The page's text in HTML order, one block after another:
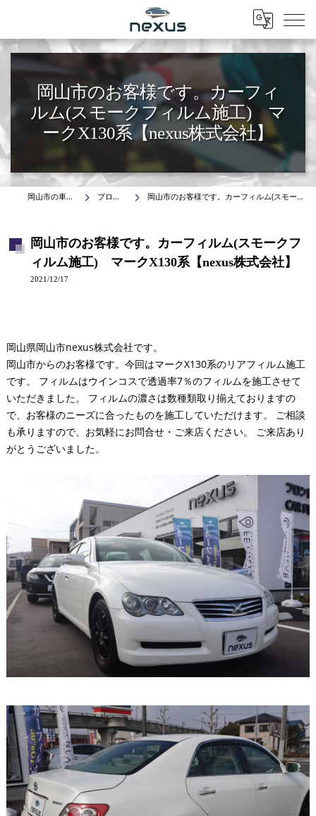
Menu
岡山市のお客様です。カーフィ
ルム(スモークフィルム施工) マ
ークX130系【nexus株式会社】
岡山市の車はnexus株式会社 ブログ(施工事例) 岡山市のお客様です。カーフィルム(スモークフィルム施工) マークX130系【nexus株式会社】
岡山市のお客様です。カーフィルム(スモークフ
ィルム施工) マークX130系【nexus株式会社】
2021/12/17
岡山県岡山市nexus株式会社です。
岡山市からのお客様です。今回はマークX130系のリアフィルム施工
です。 フィルムはウインコスで透過率7％のフィルムを施工させて
いただきました。 フィルムの濃さは数種類取り揃えておりますの
で、お客様のニーズに合ったものを施工していただけます。 ご相談
も承りますので、お気軽にお問合せ・ご来店ください。 ご来店あり
がとうございました。